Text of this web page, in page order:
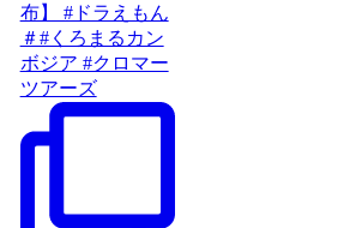
布】 #ドラえもん
＃#くろまるカン
ボジア #クロマー
ツアーズ